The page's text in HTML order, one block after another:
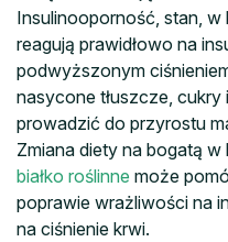
Insulinooporność, stan,
reagują prawidłowo na
podwyższonym
nasycone tłuszcze,
prowadzić do przyrostu
Zmiana diety na bogatą w
białko roślinne może
poprawie wrażliwości na
na ciśnienie krwi.